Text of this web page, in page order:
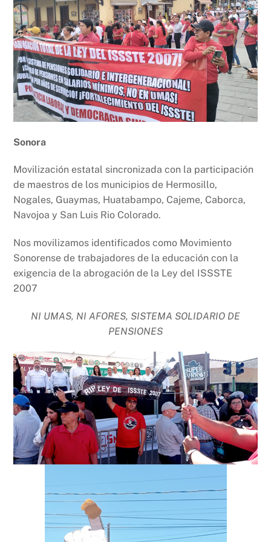
Sonora
Movilización estatal sincronizada con la participación
de maestros de los municipios de Hermosillo,
Nogales, Guaymas, Huatabampo, Cajeme, Caborca,
Navojoa y San Luis Rio Colorado.
Nos movilizamos identificados como Movimiento
Sonorense de trabajadores de la educación con la
exigencia de la abrogación de la Ley del ISSSTE
2007
NI UMAS, NI AFORES, SISTEMA SOLIDARIO DE
PENSIONES